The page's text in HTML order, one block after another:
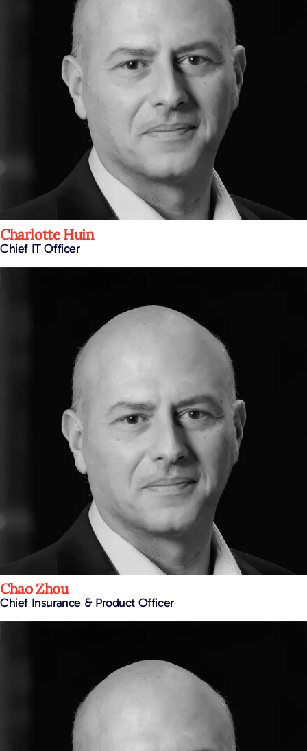
Charlotte Huin
Chief IT Officer
Chao Zhou
Chief Insurance & Product Officer